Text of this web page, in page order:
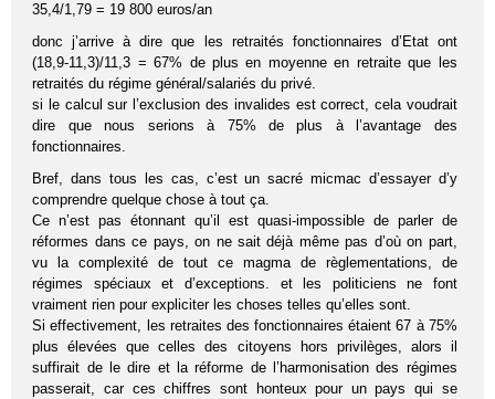
35,4/1,79 = 19 800 euros/an
donc j’arrive à dire que les retraités fonctionnaires d’Etat ont
(18,9-11,3)/11,3 = 67% de plus en moyenne en retraite que les
retraités du régime général/salariés du privé.
si le calcul sur l’exclusion des invalides est correct, cela voudrait
dire que nous serions à 75% de plus à l’avantage des
fonctionnaires.
Bref, dans tous les cas, c’est un sacré micmac d’essayer d’y
comprendre quelque chose à tout ça.
Ce n’est pas étonnant qu’il est quasi-impossible de parler de
réformes dans ce pays, on ne sait déjà même pas d’où on part,
vu la complexité de tout ce magma de règlementations, de
régimes spéciaux et d’exceptions. et les politiciens ne font
vraiment rien pour expliciter les choses telles qu’elles sont.
Si effectivement, les retraites des fonctionnaires étaient 67 à 75%
plus élevées que celles des citoyens hors privilèges, alors il
suffirait de le dire et la réforme de l’harmonisation des régimes
passerait, car ces chiffres sont honteux pour un pays qui se